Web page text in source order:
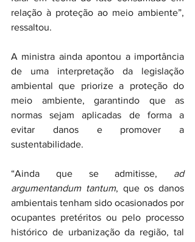
relação à proteção ao meio ambiente”,
ressaltou.
A ministra ainda apontou a importância
de uma interpretação da legislação
ambiental que priorize a proteção do
meio ambiente, garantindo que as
normas sejam aplicadas de forma a
evitar danos e promover a
sustentabilidade.
“Ainda que se admitisse, ad
argumentandum tantum, que os danos
ambientais tenham sido ocasionados por
ocupantes pretéritos ou pelo processo
histórico de urbanização da região, tal